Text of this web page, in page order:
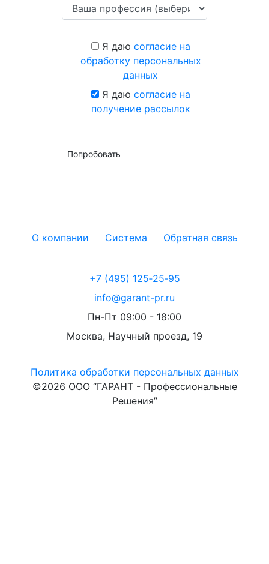
Я даю согласие на
обработку персональных
данных
Я даю согласие на
получение рассылок
Попробовать
О компании Система Обратная связь
+7 (495) 125‑25‑95
info@garant-pr.ru
Пн-Пт 09:00 - 18:00
Москва, Научный проезд, 19
Политика обработки персональных данных
©2026 ООО “ГАРАНТ - Профессиональные
Решения”